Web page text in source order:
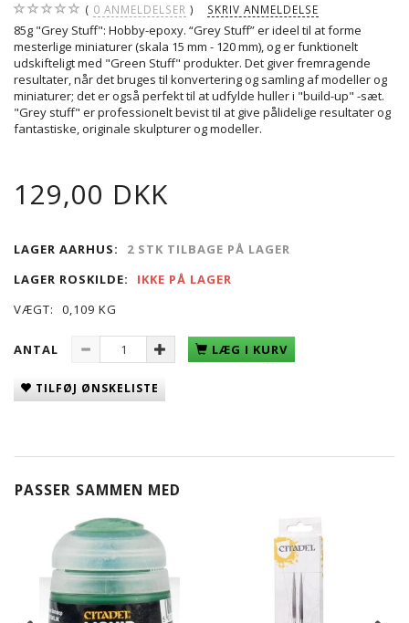
0 ANMELDELSER SKRIV ANMELDELSE
85g "Grey Stuff": Hobby-epoxy. “Grey Stuff” er ideel til at forme
mesterlige miniaturer (skala 15 mm - 120 mm), og er funktionelt
udskifteligt med "Green Stuff" produkter. Det giver fremragende
resultater, når det bruges til konvertering og samling af modeller og
miniaturer; det er også perfekt til at udfylde huller i "build-up" -sæt.
"Grey stuff" er professionelt bevist til at give pålidelige resultater og
fantastiske, originale skulpturer og modeller.
129,00 DKK
LAGER AARHUS:
2 STK TILBAGE PÅ LAGER
LAGER ROSKILDE:
IKKE PÅ LAGER
VÆGT:
0,109 KG
ANTAL LÆG I KURV
TILFØJ ØNSKELISTE
PASSER SAMMEN MED